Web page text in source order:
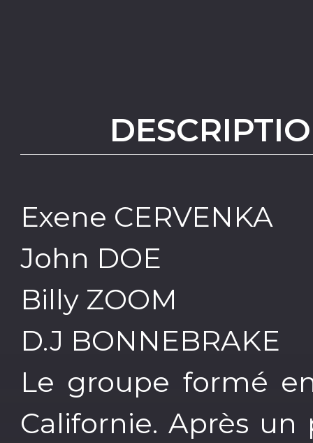
Exene CERVENKA
John DOE
Billy ZOOM
D.J BONNEBRAKE
Le groupe formé
Californie. Après